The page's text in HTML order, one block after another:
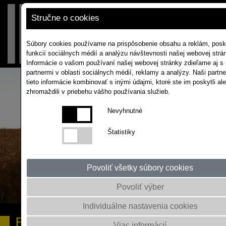
Stručne o cookies
Súbory cookies používame na prispôsobenie obsahu a reklám,
funkcií sociálnych médií a analýzu návštevnosti našej webovej
Informácie o vašom používaní našej webovej stránky zdieľame aj s
partnermi v oblasti sociálnych médií, reklamy a analýzy. Naši
tieto informácie kombinovať s inými údajmi, ktoré ste im poskytli
zhromaždili v priebehu vášho používania služieb.
Nevyhnutné
Štatistiky
Povoliť všetky súbory cookies
Povoliť výber
Individuálne nastavenia cookies